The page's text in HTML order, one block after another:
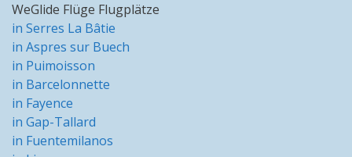
WeGlide Flüge Flugplätze
in Serres La Bâtie
in Aspres sur Buech
in Puimoisson
in Barcelonnette
in Fayence
in Gap-Tallard
in Fuentemilanos